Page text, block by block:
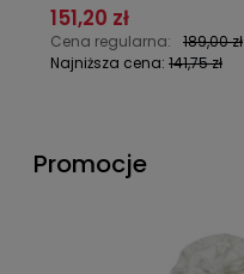
151,20 zł
Cena regularna:
189,00 zł
Najniższa cena: 141,75 zł
Promocje